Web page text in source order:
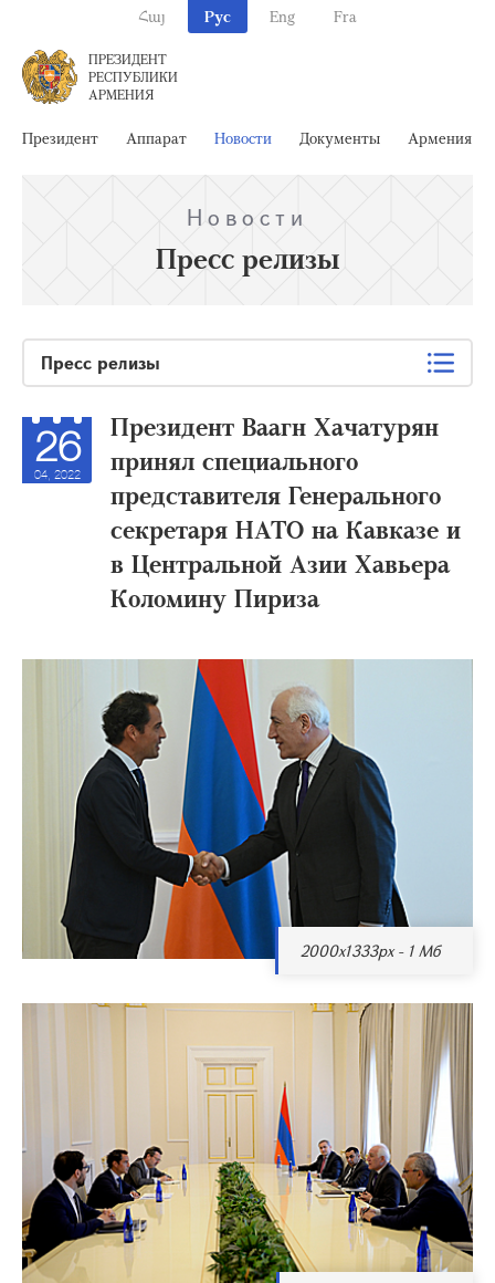
Հայ Рус Eng Fra
ПРЕЗИДЕНТ
РЕСПУБЛИКИ
АРМЕНИЯ
Президент Аппарат Новости Документы Армения
Новости
Пресс релизы
Пресс релизы
26
04, 2022
Президент Ваагн Хачатурян
принял специального
представителя Генерального
секретаря НАТО на Кавказе и
в Центральной Азии Хавьера
Коломину Пириза
2000x1333px - 1 Мб